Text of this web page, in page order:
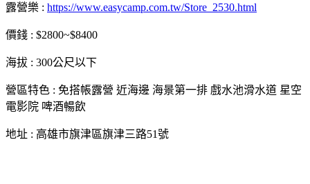
露營樂 : https://www.easycamp.com.tw/Store_2530.html
價錢 : $2800~$8400
海拔 : 300公尺以下
營區特色 : 免搭帳露營 近海邊 海景第一排 戲水池滑水道 星空
電影院 啤酒暢飲
地址 : 高雄市旗津區旗津三路51號